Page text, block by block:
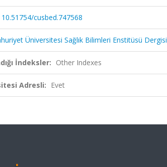
10.51754/cusbed.747568
Üniversitesi Sağlık Bilimleri Enstitüsü Dergisi
İndeksler: Other Indexes
Adresli: Evet